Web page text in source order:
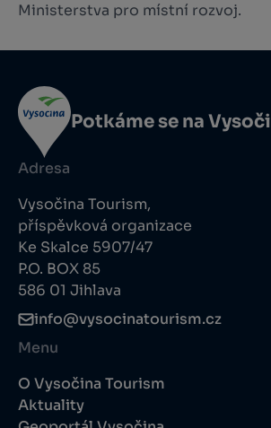
Ministerstva pro místní rozvoj.
Potkáme se na
Adresa
Vysočina Tourism,
příspěvková organizace
Ke Skalce 5907/47
P.O. BOX 85
586 01 Jihlava
info@vysocinatourism.cz
Menu
O Vysočina Tourism
Aktuality